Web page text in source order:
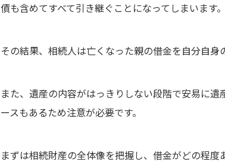
債も含めてすべて引き継ぐことになってしまいます。
その結果、相続人は亡くなった親の借金を自分自身
また、遺産の内容がはっきりしない段階で安易に
ースもあるため注意が必要です。
まずは相続財産の全体像を把握し、借金がどの程度